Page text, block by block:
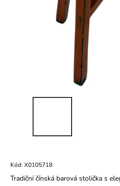
Kód: X0105718
Tradiční čínská barová stolička s